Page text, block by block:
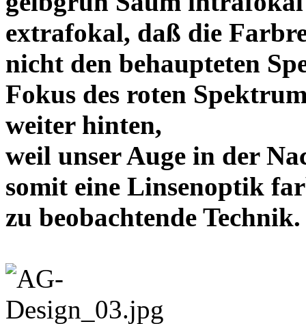
extrafokal, daß die
nicht den behaupteten
Fokus des roten
weiter hinten,
weil unser Auge in der
somit eine Linsenoptik
zu beobachtende